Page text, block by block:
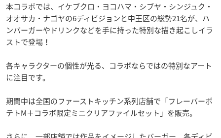
本コラボでは、イケブクロ・ヨコハマ・シブヤ・シンジュク・
オオサカ・ナゴヤの6ディビジョンと中王区の総勢21名が、ハ
ンバーガーやドリンクなどを手に持った特別な描き起こしイラ
ストで登場！
各キャラクターの個性が光る、コラボならではの特別なアート
に注目です。
期間中は全国のファーストキッチン系列店舗で「フレーバーポ
テトM＋コラボ限定ミニクリアファイルセット」を販売。